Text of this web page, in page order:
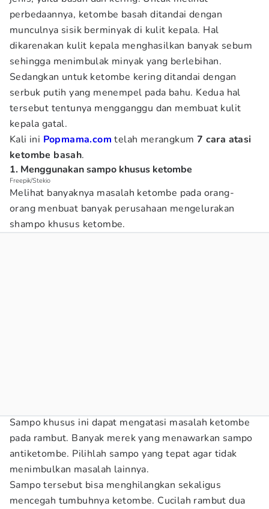
perbedaannya, ketombe basah ditandai dengan
munculnya sisik berminyak di kulit kepala. Hal
dikarenakan kulit kepala menghasilkan banyak sebum
sehingga menimbulak minyak yang berlebihan.
Sedangkan untuk ketombe kering ditandai dengan
serbuk putih yang menempel pada bahu. Kedua hal
tersebut tentunya mengganggu dan membuat kulit
kepala gatal.
Kali ini Popmama.com telah merangkum 7 cara atasi
ketombe basah.
1. Menggunakan sampo khusus ketombe
Freepik/Stekio
Melihat banyaknya masalah ketombe pada orang-
orang menbuat banyak perusahaan mengelurakan
shampo khusus ketombe.
Sampo khusus ini dapat mengatasi masalah ketombe
pada rambut. Banyak merek yang menawarkan sampo
antiketombe. Pilihlah sampo yang tepat agar tidak
menimbulkan masalah lainnya.
Sampo tersebut bisa menghilangkan sekaligus
mencegah tumbuhnya ketombe. Cucilah rambut dua